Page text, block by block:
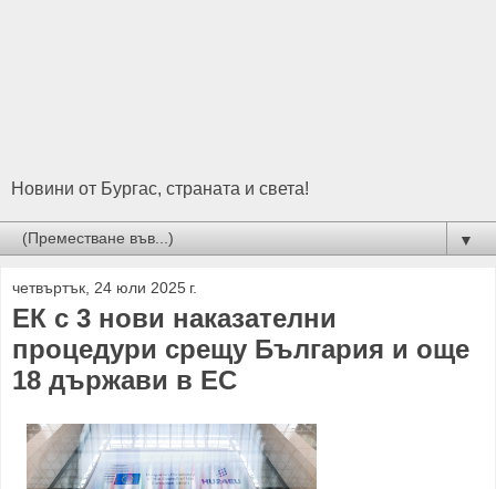
Новини от Бургас, страната и света!
▼
четвъртък, 24 юли 2025 г.
ЕК с 3 нови наказателни
процедури срещу България и още
18 държави в ЕС